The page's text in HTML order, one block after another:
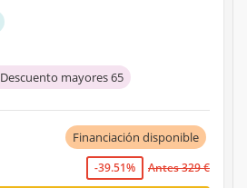
Descuento mayores 65
Financiación disponible
-39.51% Antes 329 €